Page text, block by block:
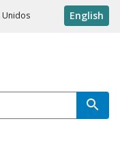
Unidos English